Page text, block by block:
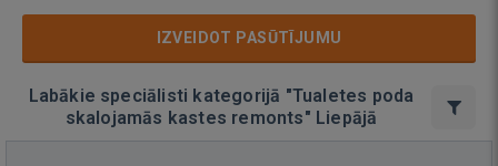
IZVEIDOT PASŪTĪJUMU
Labākie speciālisti kategorijā "Tualetes poda
skalojamās kastes remonts" Liepājā